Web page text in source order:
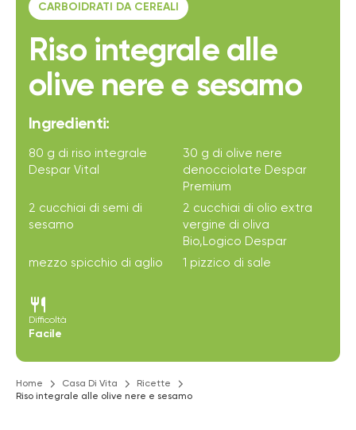
CARBOIDRATI DA CEREALI
Riso integrale alle
olive nere e sesamo
Ingredienti:
80 g di riso integrale
Despar Vital
30 g di olive nere
denocciolate Despar
Premium
2 cucchiai di semi di
sesamo
2 cucchiai di olio extra
vergine di oliva
Bio,Logico Despar
mezzo spicchio di aglio
1 pizzico di sale
restaurant
Difficoltà
Facile
Home Casa Di Vita
Ricette
Riso integrale alle olive nere e sesamo